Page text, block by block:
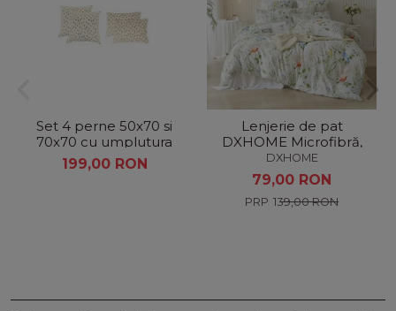
Set 4 perne 50x70 si
70x70 cu umplutura
din puf
199,00 RON
Lenjerie de pat
DXHOME Microfibră,
155x220 cm, Model
Floral Frunze Verzi, 3
Piese
DXHOME
79,00 RON
139,00 RON